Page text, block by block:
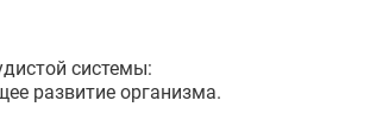
системы:
развитие организма.